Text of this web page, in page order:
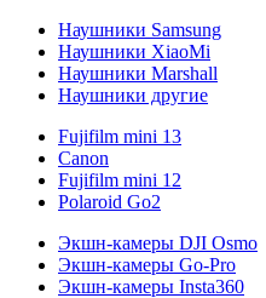
Наушники Samsung
Наушники XiaoMi
Наушники Marshall
Наушники другие
Fujifilm mini 13
Canon
Fujifilm mini 12
Polaroid Go2
Экшн-камеры DJI Osmo
Экшн-камеры Go-Pro
Экшн-камеры Insta360